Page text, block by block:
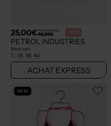
25,00€Prix boutique :
49,99€ -50%
PETROL INDUSTRIES
Short vert
T : 36, 38, 40
ACHAT EXPRESS
NEW